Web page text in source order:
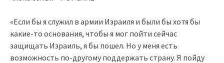
«Если бы я служил в армии Израиля и были бы хотя бы
какие-то основания, чтобы я мог пойти сейчас
защищать Израиль, я бы пошел. Но у меня есть
возможность по-другому поддержать страну. Я пойду